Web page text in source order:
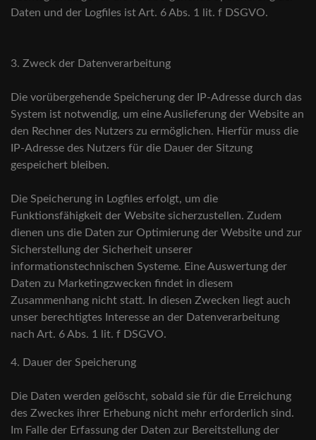
Daten und der Logfiles ist Art. 6 Abs. 1 lit. f DSGVO.
3. Zweck der Datenverarbeitung
Die vorübergehende Speicherung der IP-Adresse durch das
System ist notwendig, um eine Auslieferung der Website an
den Rechner des Nutzers zu ermöglichen. Hierfür muss die
IP-Adresse des Nutzers für die Dauer der Sitzung
gespeichert bleiben.
Die Speicherung in Logfiles erfolgt, um die
Funktionsfähigkeit der Website sicherzustellen. Zudem
dienen uns die Daten zur Optimierung der Website und zur
Sicherstellung der Sicherheit unserer
informationstechnischen Systeme. Eine Auswertung der
Daten zu Marketingzwecken findet in diesem
Zusammenhang nicht statt. In diesen Zwecken liegt auch
unser berechtigtes Interesse an der Datenverarbeitung
nach Art. 6 Abs. 1 lit. f DSGVO.
4. Dauer der Speicherung
Die Daten werden gelöscht, sobald sie für die Erreichung
des Zweckes ihrer Erhebung nicht mehr erforderlich sind.
Im Falle der Erfassung der Daten zur Bereitstellung der